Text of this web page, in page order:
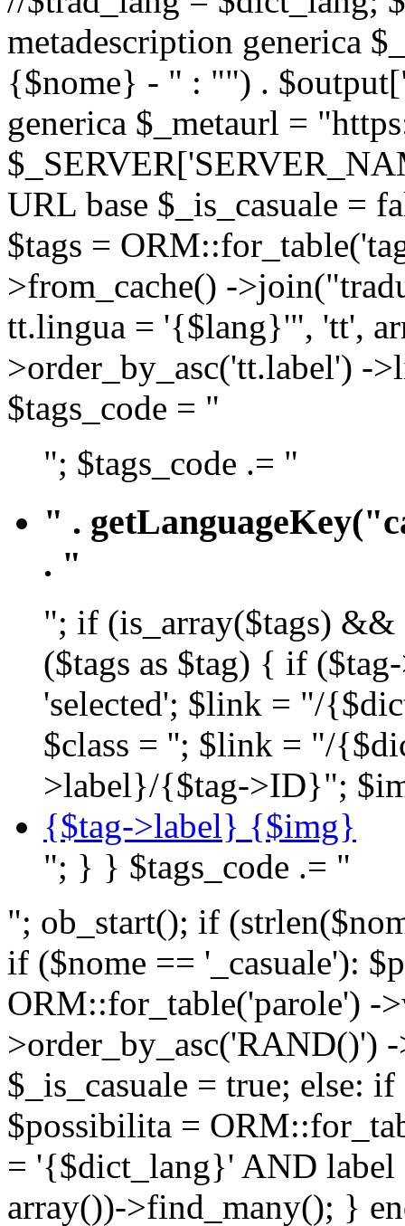
metadescription generica
{$nome} - " : "") .
generica $_metaurl =
URL base $_is_casuale =
$tags =
>from_cache() -
tt.lingua = '{$lang}'", 'tt',
>order_by_asc('tt.label') -
$tags_code = "
"; $tags_code .= "
" .
. "
"; if (is_array($tags) &&
($tags as $tag) { if
'selected'; $link = "/
$class = ''; $link = "/
>label}/{$tag->ID}";
{$tag->label} {$img}
"; } } $tags_code .= "
"; ob_start(); if
if ($nome == '_casuale'):
ORM::for_table('parole') -
>order_by_asc('RAND()')
$_is_casuale = true; else:
$possibilita =
= '{$dict_lang}' AND
array())->find_many(); }